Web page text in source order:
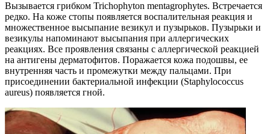
Вызывается грибком Trichophyton mentagrophytes. Встречается
редко. На коже стопы появляется воспалительная реакция и
множественное высыпание везикул и пузырьков. Пузырьки и
везикулы напоминают высыпания при аллергических
реакциях. Все проявления связаны с аллергической реакцией
на антигены дерматофитов. Поражается кожа подошвы, ее
внутренняя часть и промежутки между пальцами. При
присоединении бактериальной инфекции (Staphylococcus
aureus) появляется гной.